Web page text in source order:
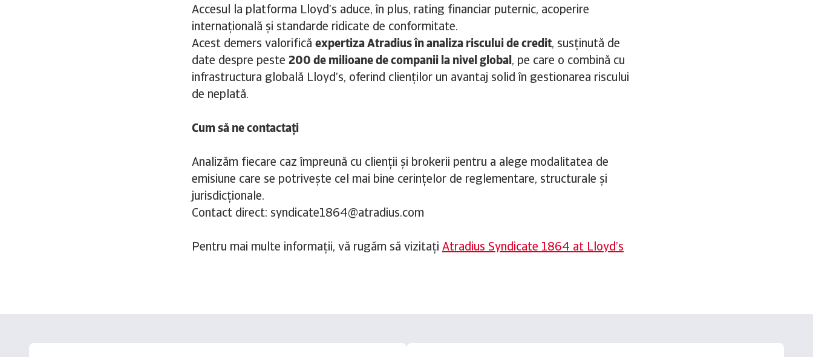
Accesul la platforma Lloyd’s aduce, în plus, rating financiar puternic, acoperire
internațională și standarde ridicate de conformitate.
Acest demers valorifică expertiza Atradius în analiza riscului de credit, susținută de
date despre peste 200 de milioane de companii la nivel global, pe care o combină cu
infrastructura globală Lloyd’s, oferind clienților un avantaj solid în gestionarea riscului
de neplată.
Cum să ne contactați
Analizăm fiecare caz împreună cu clienții și brokerii pentru a alege modalitatea de
emisiune care se potrivește cel mai bine cerințelor de reglementare, structurale și
jurisdicționale.
Contact direct: syndicate1864@atradius.com
Pentru mai multe informații, vă rugăm să vizitați Atradius Syndicate 1864 at Lloyd’s